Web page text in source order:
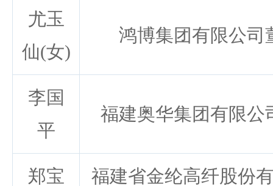
尤玉
仙(女)
鸿博集团有限公司
李国
平
福建奥华集团有限公
郑宝
福建省金纶高纤股份